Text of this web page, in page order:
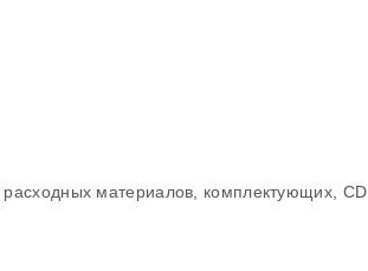
материалов, комплектующих, CD